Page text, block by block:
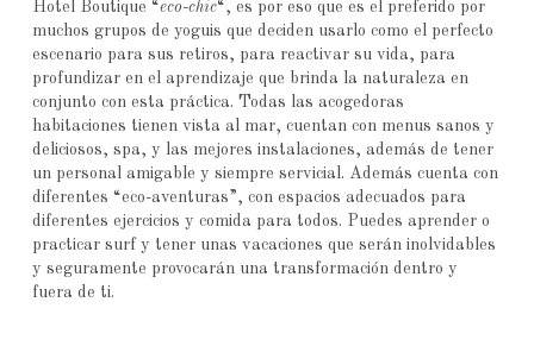
Hotel Boutique “eco-chic“, es por eso que es el preferido por
muchos grupos de yoguis que deciden usarlo como el perfecto
escenario para sus retiros, para reactivar su vida, para
profundizar en el aprendizaje que brinda la naturaleza en
conjunto con esta práctica. Todas las acogedoras
habitaciones tienen vista al mar, cuentan con menus sanos y
deliciosos, spa, y las mejores instalaciones, además de tener
un personal amigable y siempre servicial. Además cuenta con
diferentes “eco-aventuras”, con espacios adecuados para
diferentes ejercicios y comida para todos. Puedes aprender o
practicar surf y tener unas vacaciones que serán inolvidables
y seguramente provocarán una transformación dentro y
fuera de ti.